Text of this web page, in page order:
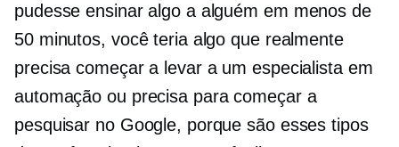
pudesse ensinar algo a alguém em menos de
50 minutos, você teria algo que realmente
precisa começar a levar a um especialista em
automação ou precisa para começar a
pesquisar no Google, porque são esses tipos